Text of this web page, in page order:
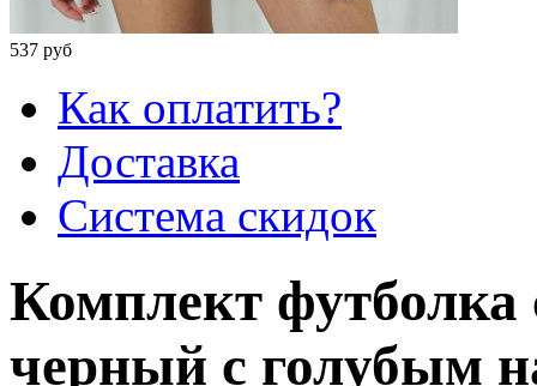
537 руб
Как оплатить?
Доставка
Система скидок
Комплект
черный с голубым